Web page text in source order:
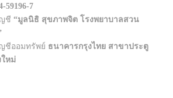
59196-7
ชี“มูลนิธิ สุขภาพจิต โรงพยาบาลสวน
ชีออมทรัพย์ ธนาคารกรุงไทย สาขาประตู
ใหม่